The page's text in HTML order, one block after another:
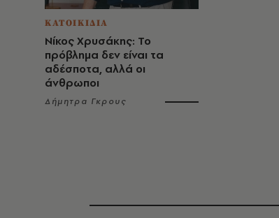
ΚΑΤΟΙΚΙΔΙΑ
Νίκος Χρυσάκης: Το
πρόβλημα δεν είναι τα
αδέσποτα, αλλά οι
άνθρωποι
Δήμητρα Γκρους